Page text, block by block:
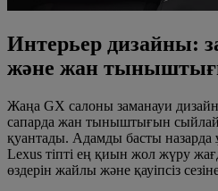
Интерьер дизайны:
және жан
Жаңа GX салоны заманауи
сапарда жан тыныштығын
қуантады. Адамды басты назарда
Lexus тіпті ең қиын жол жүру
өздерін жайлы және қауіпсіз